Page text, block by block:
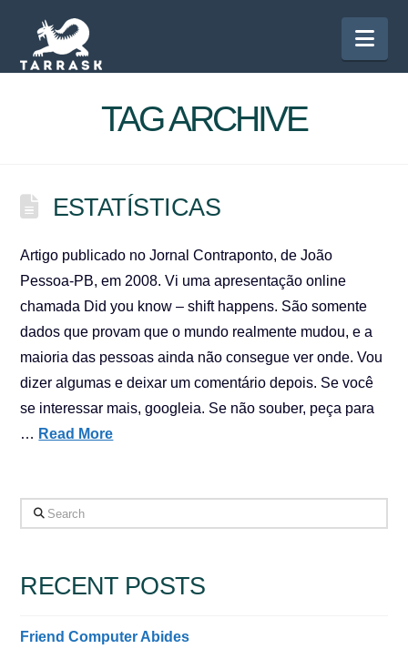
TAG ARCHIVE
ESTATÍSTICAS
Artigo publicado no Jornal Contraponto, de João
Pessoa-PB, em 2008. Vi uma apresentação online
chamada Did you know – shift happens. São somente
dados que provam que o mundo realmente mudou, e a
maioria das pessoas ainda não consegue ver onde. Vou
dizer algumas e deixar um comentário depois. Se você
se interessar mais, googleia. Se não souber, peça para
… Read More
Search
RECENT POSTS
Friend Computer Abides